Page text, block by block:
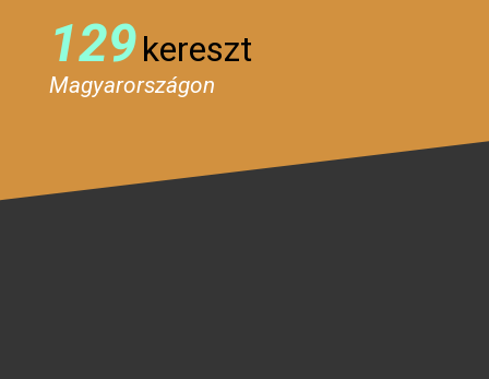
129kereszt
Magyarországon